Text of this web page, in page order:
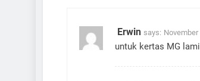
Erwin says:
untuk kertas MG